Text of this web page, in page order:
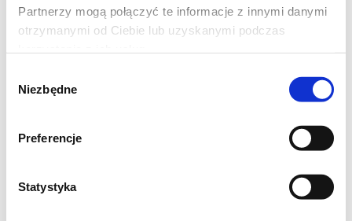
Partnerzy mogą połączyć te informacje z innymi danymi
otrzymanymi od Ciebie lub uzyskanymi podczas
zgody
Niezbędne
Preferencje
Statystyka